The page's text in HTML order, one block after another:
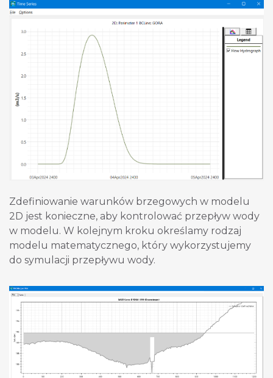
Zdefiniowanie warunków brzegowych w modelu
2D jest konieczne, aby kontrolować przepływ wody
w modelu. W kolejnym kroku określamy rodzaj
modelu matematycznego, który wykorzystujemy
do symulacji przepływu wody.